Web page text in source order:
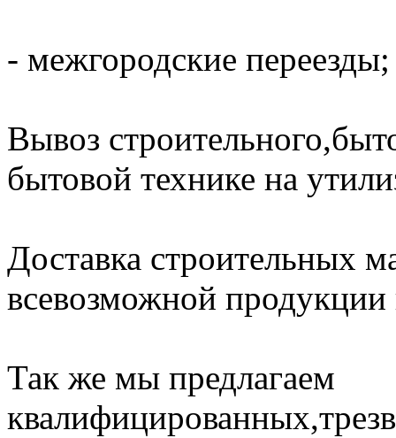
- межгородские переезды;
Вывоз
бытовой технике на
Доставка строительных
всевозможной продукции
Так же мы предлагаем